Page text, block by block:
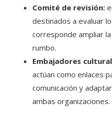
Comité de revisión:
destinados a evaluar
corresponde ampliar
rumbo.
Embajadores
actúan como enlaces
comunicación y
ambas organizaciones.